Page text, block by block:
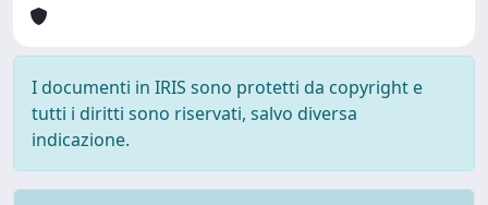
I documenti in IRIS sono protetti da copyright e
tutti i diritti sono riservati, salvo diversa
indicazione.